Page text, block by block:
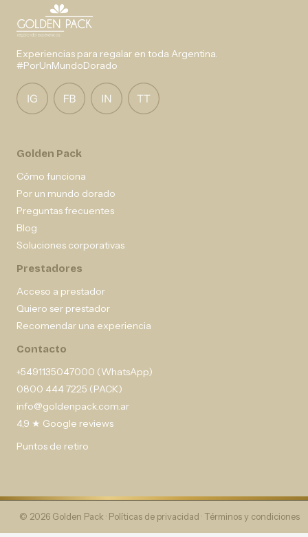
Experiencias para regalar en toda Argentina.
#PorUnMundoDorado
Golden Pack
Cómo funciona
Por un mundo dorado
Preguntas frecuentes
Blog
Soluciones corporativas
Prestadores
Acceso a prestador
Quiero ser prestador
Recomendar una experiencia
Contacto
+5491135047000 (WhatsApp)
0800 444 7225 (PACK)
info@goldenpack.com.ar
4,9 ★ Google reviews
Puntos de retiro
© 2026 Golden Pack · Políticas de privacidad · Términos y condiciones